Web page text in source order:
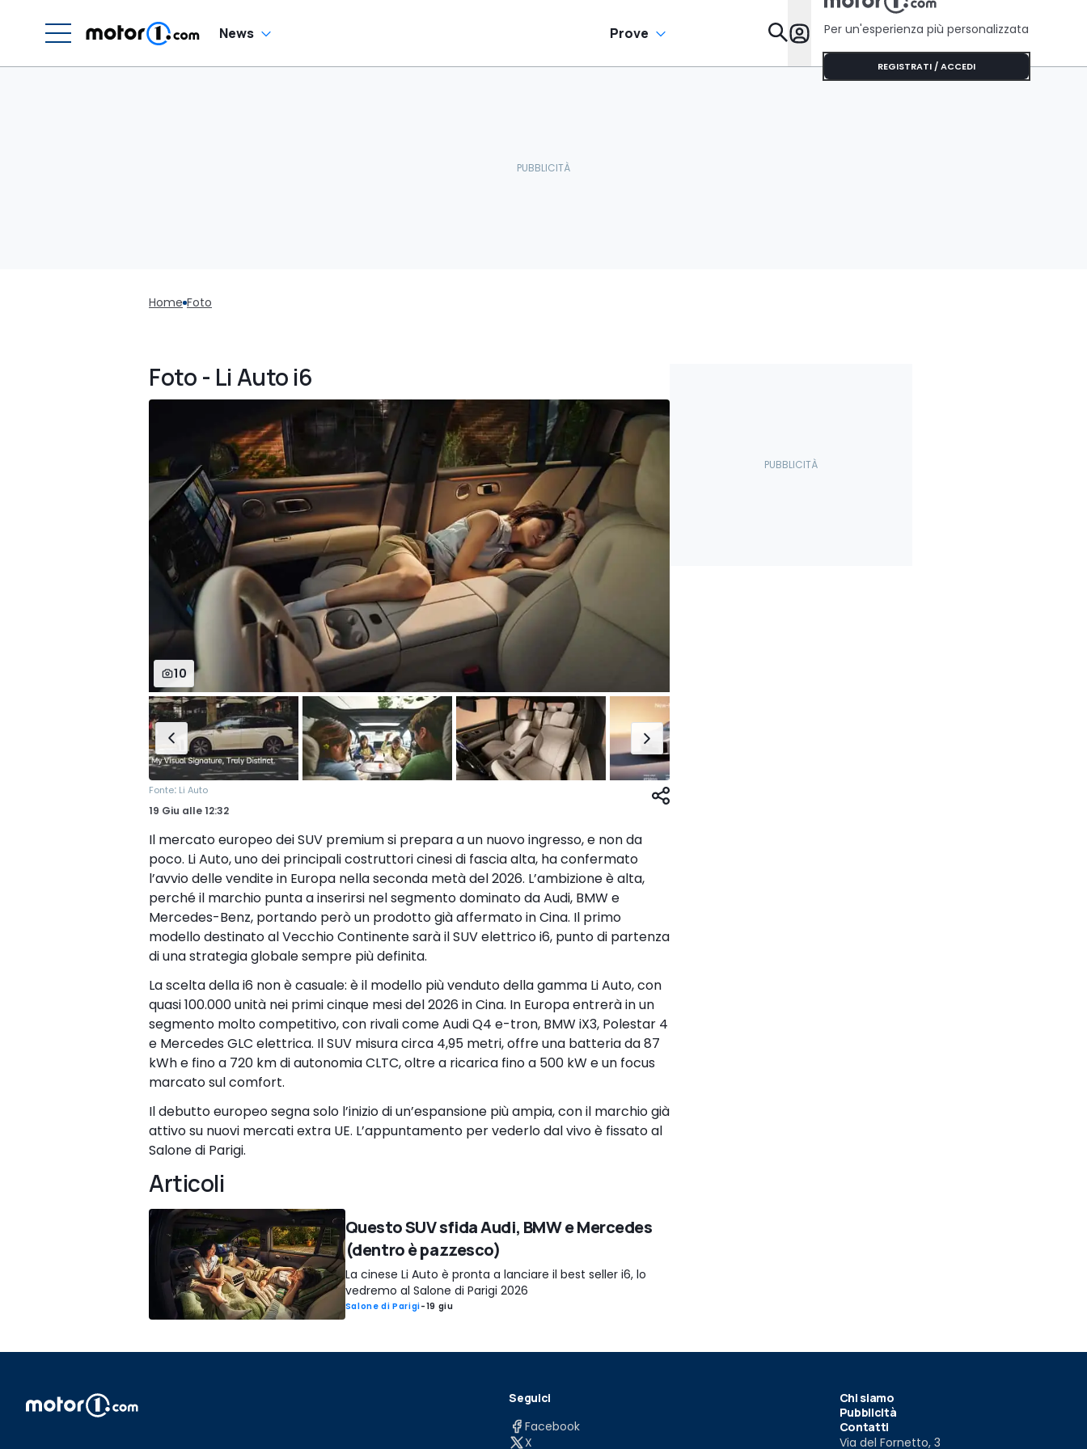
News Prove Da Sapere
Per un'esperienza più personalizzata
REGISTRATI / ACCEDI
Home Foto
Foto - Li Auto i6
10
Fonte: Li Auto
19 Giu alle12:32
Il mercato europeo dei SUV premium si prepara a un nuovo ingresso, e non da
poco. Li Auto, uno dei principali costruttori cinesi di fascia alta, ha confermato
l’avvio delle vendite in Europa nella seconda metà del 2026. L’ambizione è alta,
perché il marchio punta a inserirsi nel segmento dominato da Audi, BMW e
Mercedes-Benz, portando però un prodotto già affermato in Cina. Il primo
modello destinato al Vecchio Continente sarà il SUV elettrico i6, punto di partenza
di una strategia globale sempre più definita.
La scelta della i6 non è casuale: è il modello più venduto della gamma Li Auto, con
quasi 100.000 unità nei primi cinque mesi del 2026 in Cina. In Europa entrerà in un
segmento molto competitivo, con rivali come Audi Q4 e-tron, BMW iX3, Polestar 4
e Mercedes GLC elettrica. Il SUV misura circa 4,95 metri, offre una batteria da 87
kWh e fino a 720 km di autonomia CLTC, oltre a ricarica fino a 500 kW e un focus
marcato sul comfort.
Il debutto europeo segna solo l’inizio di un’espansione più ampia, con il marchio già
attivo su nuovi mercati extra UE. L’appuntamento per vederlo dal vivo è fissato al
Salone di Parigi.
Articoli
Questo SUV sfida Audi, BMW e Mercedes
(dentro è pazzesco)
La cinese Li Auto è pronta a lanciare il best seller i6, lo
vedremo al Salone di Parigi 2026
Salone di Parigi-19 giu
Seguici
Facebook
X
Chi siamo
Pubblicità
Contatti
Via del Fornetto, 3